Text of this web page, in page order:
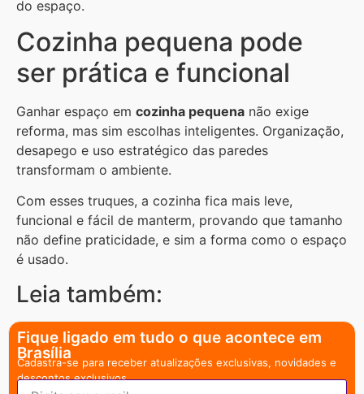
do espaço.
Cozinha pequena pode
ser prática e funcional
Ganhar espaço em cozinha pequena não exige
reforma, mas sim escolhas inteligentes. Organização,
desapego e uso estratégico das paredes
transformam o ambiente.
Com esses truques, a cozinha fica mais leve,
funcional e fácil de manterm, provando que tamanho
não define praticidade, e sim a forma como o espaço
é usado.
Leia também:
Fique ligado em tudo o que acontece em
Brasília
Cadastra-se para receber atualizações exclusivas, novidades e
descontos exclusivos.